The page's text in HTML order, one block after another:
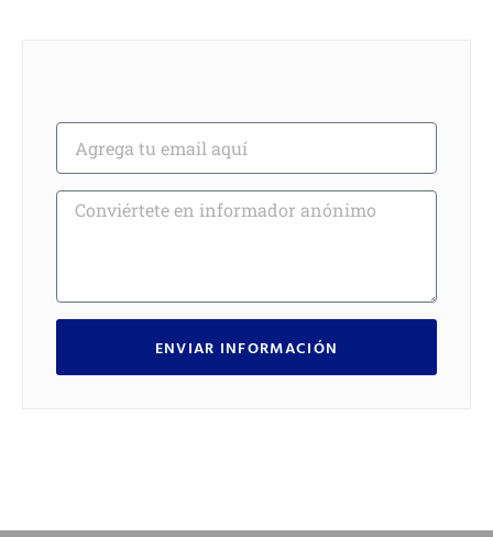
ENVIAR INFORMACIÓN